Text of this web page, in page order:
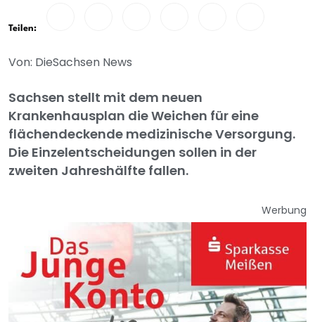
Teilen:
Von: DieSachsen News
Sachsen stellt mit dem neuen
Krankenhausplan die Weichen für eine
flächendeckende medizinische Versorgung.
Die Einzelentscheidungen sollen in der
zweiten Jahreshälfte fallen.
Werbung